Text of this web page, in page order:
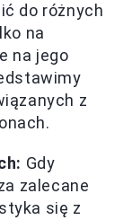
do różnych
na
na jego
z
Gdy
zalecane
się z